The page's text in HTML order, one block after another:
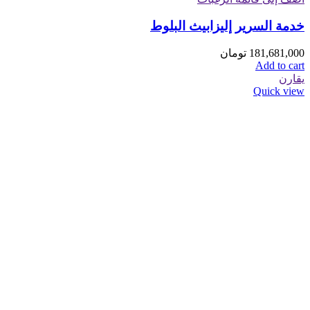
خدمة السرير إليزابيث البلوط
181,681,000 تومان
Add to cart
يقارن
Quick view